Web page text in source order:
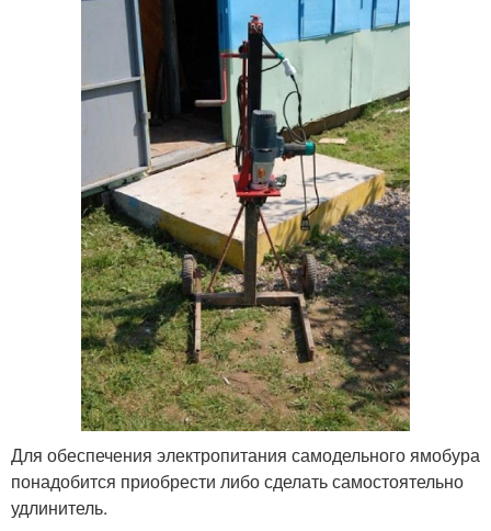
Для обеспечения электропитания самодельного ямобура
понадобится приобрести либо сделать самостоятельно
удлинитель.